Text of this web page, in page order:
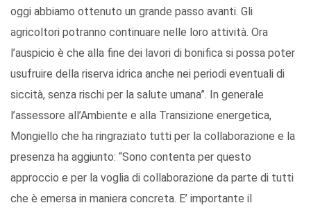
oggi abbiamo ottenuto un grande passo avanti. Gli
agricoltori potranno continuare nelle loro attività. Ora
l’auspicio è che alla fine dei lavori di bonifica si possa poter
usufruire della riserva idrica anche nei periodi eventuali di
siccità, senza rischi per la salute umana”. In generale
l’assessore all’Ambiente e alla Transizione energetica,
Mongiello che ha ringraziato tutti per la collaborazione e la
presenza ha aggiunto: “Sono contenta per questo
approccio e per la voglia di collaborazione da parte di tutti
che è emersa in maniera concreta. E’ importante il